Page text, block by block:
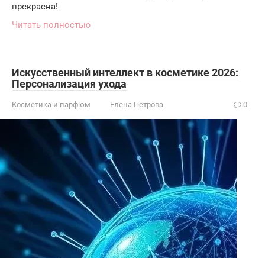
прекрасна!
Читать полностью
Искусственный интеллект в косметике 2026:
Персонализация ухода
Косметика и парфюм Елена Петрова 0